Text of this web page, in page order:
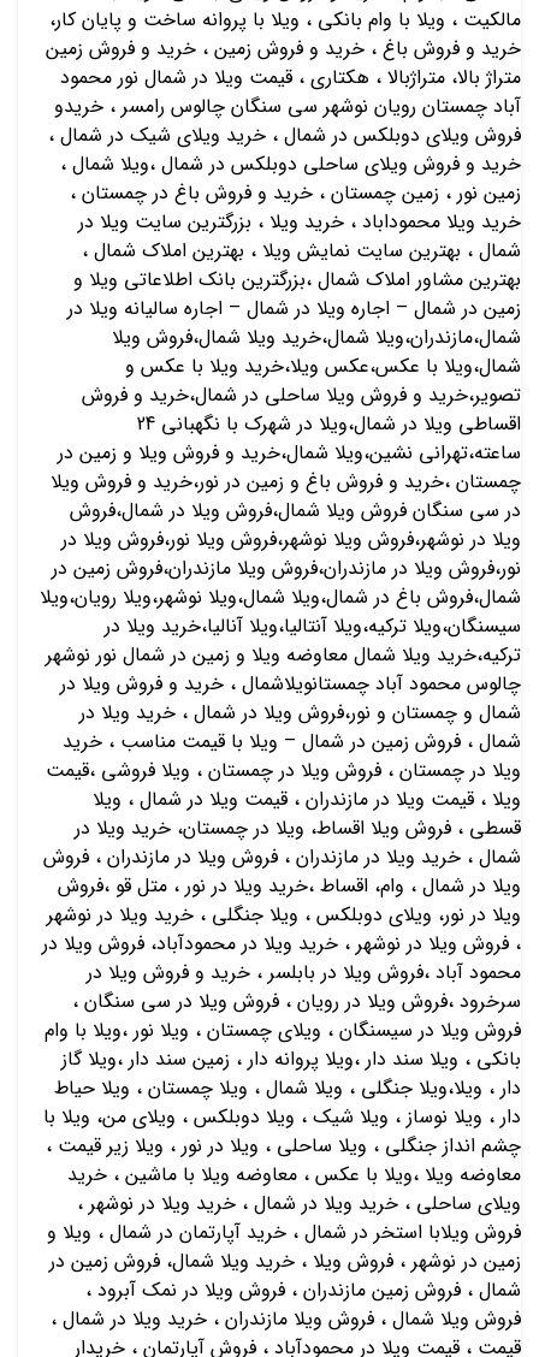
مالکیت ، ویلا با وام بانکی ، ویلا با پروانه ساخت و پایان کار،
خرید و فروش باغ ، خرید و فروش زمین ، خرید و فروش زمین
متراژ بالا، متراژبالا ، هکتاری ، قیمت ویلا در شمال نور محمود
آباد چمستان رویان نوشهر سی سنگان چالوس رامسر ، خریدو
فروش ویلای دوبلکس در شمال ، خرید ویلای شیک در شمال ،
خرید و فروش ویلای ساحلی دوبلکس در شمال ،ویلا شمال ،
زمین نور ، زمین چمستان ، خرید و فروش باغ در چمستان ،
خرید ویلا محموداباد ، خرید ویلا ، بزرگترین سایت ویلا در
شمال ، بهترین سایت نمایش ویلا ، بهترین املاک شمال ،
بهترین مشاور املاک شمال ،بزرگترین بانک اطلاعاتی ویلا و
زمین در شمال – اجاره ویلا در شمال – اجاره سالیانه ویلا در
شمال،مازندران،ویلا شمال،خرید ویلا شمال،فروش ویلا
شمال،ویلا با عکس،عکس ویلا،خرید ویلا با عکس و
تصویر،خرید و فروش ویلا ساحلی در شمال،خرید و فروش
اقساطی ویلا در شمال،ویلا در شهرک با نگهبانی 24
ساعته،تهرانی نشین،ویلا شمال،خرید و فروش ویلا و زمین در
چمستان ،خرید و فروش باغ و زمین در نور،خرید و فروش ویلا
در سی سنگان فروش ویلا شمال،فروش ویلا در شمال،فروش
ویلا در نوشهر،فروش ویلا نوشهر،فروش ویلا نور،فروش ویلا در
نور،فروش ویلا در مازندران،فروش ویلا مازندران،فروش زمین در
شمال،فروش باغ در شمال،ویلا شمال،ویلا نوشهر،ویلا رویان،ویلا
سیسنگان،ویلا ترکیه،ویلا آنتالیا،ویلا آنالیا،خرید ویلا در
ترکیه،خرید ویلا شمال معاوضه ویلا و زمین در شمال نور نوشهر
چالوس محمود آباد چمستانویلاشمال ، خرید و فروش ویلا در
شمال و چمستان و نور،فروش ویلا در شمال ، خرید ویلا در
شمال ، فروش زمین در شمال – ویلا با قیمت مناسب ، خرید
ویلا در چمستان ، فروش ویلا در چمستان ، ویلا فروشی ،قیمت
ویلا ، قیمت ویلا در مازندران ، قیمت ویلا در شمال ، ویلا
قسطی ، فروش ویلا اقساط، ویلا در چمستان، خرید ویلا در
شمال ، خرید ویلا در مازندران ، فروش ویلا در مازندران ، فروش
ویلا در شمال ، وام، اقساط ،خرید ویلا در نور ، متل قو ،فروش
ویلا در نور، ویلای دوبلکس ، ویلا جنگلی ، خرید ویلا در نوشهر
، فروش ویلا در نوشهر ، خرید ویلا در محمودآباد، فروش ویلا در
محمود آباد ،فروش ویلا در بابلسر ، خرید و فروش ویلا در
سرخرود ،فروش ویلا در رویان ، فروش ویلا در سی سنگان ،
فروش ویلا در سیسنگان ، ویلای چمستان ، ویلا نور ،ویلا با وام
بانکی ، ویلا سند دار ،ویلا پروانه دار ، زمین سند دار ،ویلا گاز
دار ، ویلا،ویلا جنگلی ، ویلا شمال ، ویلا چمستان ، ویلا حیاط
دار ، ویلا نوساز ، ویلا شیک ، ویلا دوبلکس ، ویلای من، ویلا با
چشم انداز جنگلی ، ویلا ساحلی ، ویلا در نور ، ویلا زیر قیمت ،
معاوضه ویلا ،ویلا با عکس ، معاوضه ویلا با ماشین ، خريد
ويلاي ساحلي ، خريد ويلا در شمال ، خريد ويلا در نوشهر ،
فروش ويلابا استخر در شمال ، خريد آپارتمان در شمال ، ويلا و
زمين در نوشهر ، فروش ويلا ، خريد ويلا شمال، فروش زمين در
شمال ، فروش زمين مازندران ، فروش ويلا در نمك آبرود ،
فروش ويلا شمال ، فروش ويلا مازندران ، خريد ويلا در شمال ،
قیمت ، قیمت ویلا در محمودآباد ، فروش آپارتمان ، خريدار